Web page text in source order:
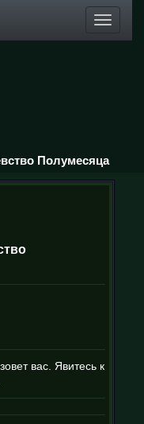
Toggle
Полумесяца
вас. Явитесь к